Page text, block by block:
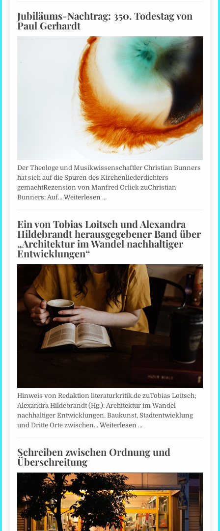
Jubiläums-Nachtrag: 350. Todestag von
Paul Gerhardt
Der Theologe und Musikwissenschaftler Christian Bunners
hat sich auf die Spuren des Kirchenliederdichters
gemachtRezension von Manfred Orlick zuChristian
Bunners: Auf…Weiterlesen …
Ein von Tobias Loitsch und Alexandra
Hildebrandt herausgegebener Band über
„Architektur im Wandel nachhaltiger
Entwicklungen“
Hinweis von Redaktion literaturkritik.de zuTobias Loitsch;
Alexandra Hildebrandt (Hg.): Architektur im Wandel
nachhaltiger Entwicklungen. Baukunst, Stadtentwicklung
und Dritte Orte zwischen…Weiterlesen …
Schreiben zwischen Ordnung und
Überschreitung